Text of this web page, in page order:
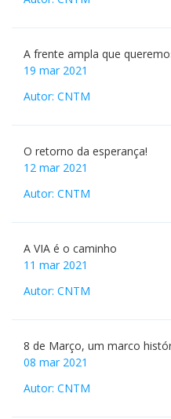
A frente ampla que
19 mar 2021
Autor: CNTM
O retorno da esperança!
12 mar 2021
Autor: CNTM
A VIA é o caminho
11 mar 2021
Autor: CNTM
8 de Março, um marco
08 mar 2021
Autor: CNTM